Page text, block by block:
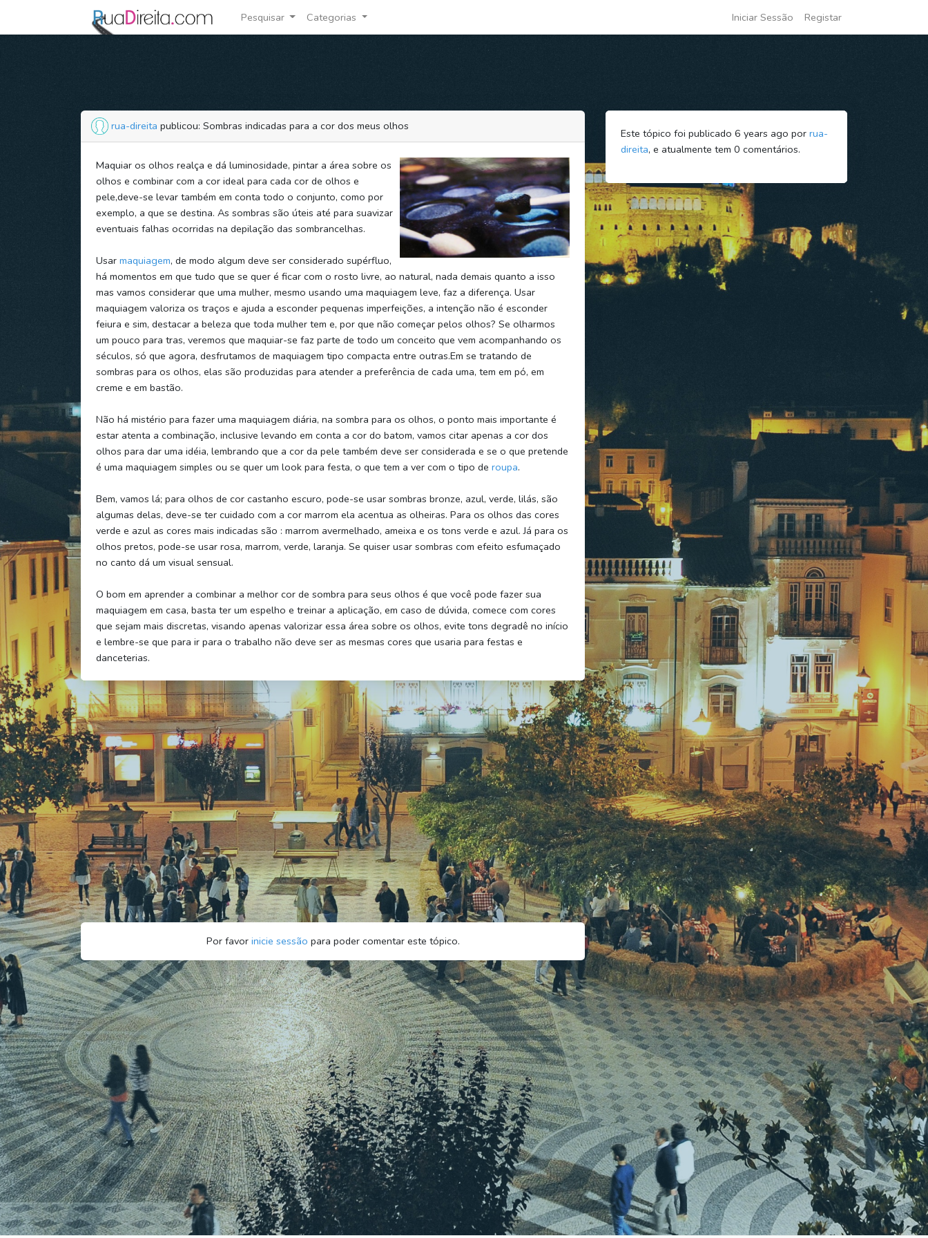
Pesquisar Categorias Iniciar Sessão Registar
rua-direita publicou: Sombras indicadas para a cor dos meus olhos
Maquiar os olhos realça e dá luminosidade, pintar a área sobre os
olhos e combinar com a cor ideal para cada cor de olhos e
pele,deve-se levar também em conta todo o conjunto, como por
exemplo, a que se destina. As sombras são úteis até para suavizar
eventuais falhas ocorridas na depilação das sombrancelhas.
Usarmaquiagem, de modo algum deve ser considerado supérfluo,
há momentos em que tudo que se quer é ficar com o rosto livre, ao natural, nada demais quanto a isso
mas vamos considerar que uma mulher, mesmo usando uma maquiagem leve, faz a diferença. Usar
maquiagem valoriza os traços e ajuda a esconder pequenas imperfeições, a intenção não é esconder
feiura e sim, destacar a beleza que toda mulher tem e, por que não começar pelos olhos? Se olharmos
um pouco para tras, veremos que maquiar-se faz parte de todo um conceito que vem acompanhando os
séculos, só que agora, desfrutamos de maquiagem tipo compacta entre outras.Em se tratando de
sombras para os olhos, elas são produzidas para atender a preferência de cada uma, tem em pó, em
creme e em bastão.
Não há mistério para fazer uma maquiagem diária, na sombra para os olhos, o ponto mais importante é
estar atenta a combinação, inclusive levando em conta a cor do batom, vamos citar apenas a cor dos
olhos para dar uma idéia, lembrando que a cor da pele também deve ser considerada e se o que pretende
é uma maquiagem simples ou se quer um look para festa, o que tem a ver com o tipo de roupa.
Bem, vamos lá; para olhos de cor castanho escuro, pode-se usar sombras bronze, azul, verde, lilás, são
algumas delas, deve-se ter cuidado com a cor marrom ela acentua as olheiras. Para os olhos das cores
verde e azul as cores mais indicadas são : marrom avermelhado, ameixa e os tons verde e azul. Já para os
olhos pretos, pode-se usar rosa, marrom, verde, laranja. Se quiser usar sombras com efeito esfumaçado
no canto dá um visual sensual.
O bom em aprender a combinar a melhor cor de sombra para seus olhos é que você pode fazer sua
maquiagem em casa, basta ter um espelho e treinar a aplicação, em caso de dúvida, comece com cores
que sejam mais discretas, visando apenas valorizar essa área sobre os olhos, evite tons degradê no início
e lembre-se que para ir para o trabalho não deve ser as mesmas cores que usaria para festas e
danceterias.
Por favor inicie sessão para poder comentar este tópico.
Este tópico foi publicado 6 years ago por rua-
direita, e atualmente tem 0 comentários.